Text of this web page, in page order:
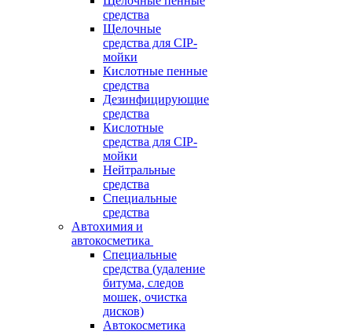
средства
Щелочные
средства для CIP-
мойки
Кислотные пенные
средства
Дезинфицирующие
средства
Кислотные
средства для CIP-
мойки
Нейтральные
средства
Специальные
средства
Автохимия и
автокосметика
Специальные
средства (удаление
битума, следов
мошек, очистка
дисков)
Автокосметика